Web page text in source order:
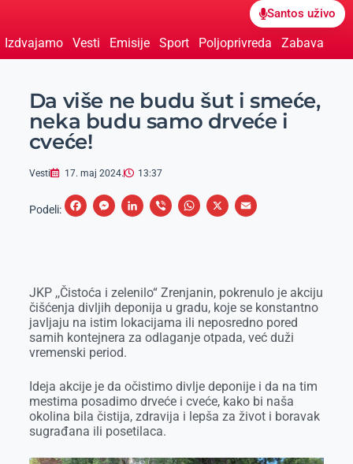
Santos uživo
Izdvajamo Vesti Emisije Sport Poljoprivreda Zabava
Da više ne budu šut i smeće,
neka budu samo drveće i
cveće!
Vesti 17. maj 2024. 13:37
Podeli:
F
b
o
o
k
M
e
n
g
e
r
L
e
d
I
V
r
W
s
A
p
X
E
l
JKP ,,Čistoća i zelenilo“ Zrenjanin, pokrenulo je akciju
čišćenja divljih deponija u gradu, koje se konstantno
javljaju na istim lokacijama ili neposredno pored
samih kontejnera za odlaganje otpada, već duži
vremenski period.
Ideja akcije je da očistimo divlje deponije i da na tim
mestima posadimo drveće i cveće, kako bi naša
okolina bila čistija, zdravija i lepša za život i boravak
sugrađana ili posetilaca.